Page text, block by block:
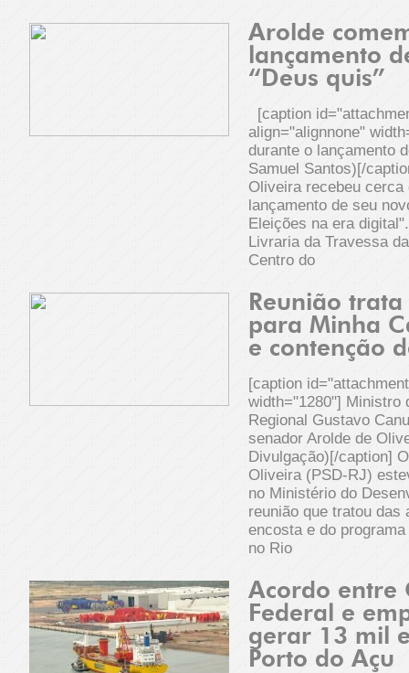
Arolde
lançamento
“Deus quis”
[caption
align="alignnone"
durante o lançamento
Samuel Santos)[/
Oliveira recebeu
lançamento de seu
Eleições na era
Livraria da Travessa
Centro do
Reunião
para Minha
e contenção
[caption
width="1280"] Ministro
Regional Gustavo
senador Arolde de
Divulgação)[/caption]
Oliveira (PSD-RJ)
no Ministério do
reunião que tratou das
encosta e do
no Rio
Acordo entre
Federal e
gerar 13 mil
Porto do Açu